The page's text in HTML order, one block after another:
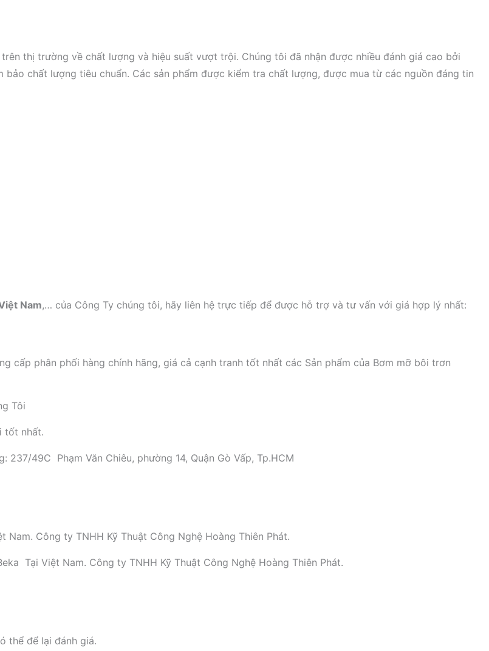
thị trường về chất lượng và hiệu suất vượt trội. Chúng tôi đã nhận được nhiều đánh giá cao bởi
chất lượng tiêu chuẩn. Các sản phẩm được kiểm tra chất lượng, được mua từ các nguồn đáng tin
Nam,… của Công Ty chúng tôi, hãy liên hệ trực tiếp để được hỗ trợ và tư vấn với giá hợp lý nhất:
cấp phân phối hàng chính hãng, giá cả cạnh tranh tốt nhất các Sản phẩm của Bơm mỡ bôi trơn
Tôi
tốt nhất.
49C Phạm Văn Chiêu, phường 14, Quận Gò Vấp, Tp.HCM
Công ty TNHH Kỹ Thuật Công Nghệ Hoàng Thiên Phát.
Tại Việt Nam. Công ty TNHH Kỹ Thuật Công Nghệ Hoàng Thiên Phát.
thể để lại đánh giá.